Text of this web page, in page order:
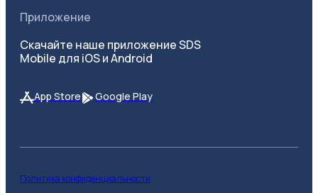
Приложение
Скачайте наше приложение SDS
Mobile для iOS и Android
App Store Google Play
Политика конфиденциальности